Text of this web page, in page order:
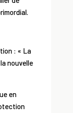
: « La
nouvelle
en